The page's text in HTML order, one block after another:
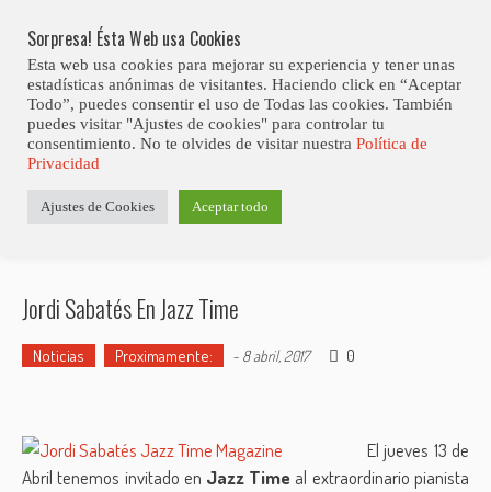
content
Club Contest.
Jordi Sabatés en Jazz Time
Jordi Sabatés En Jazz Time
Noticias Proximamente: - 8 abril, 2017 0
El jueves 13 de
Abril tenemos invitado en Jazz Time al extraordinario pianista
Sorpresa! Ésta Web usa Cookies
Esta web usa cookies para mejorar su experiencia y tener unas
estadísticas anónimas de visitantes. Haciendo click en “Aceptar
Todo”, puedes consentir el uso de Todas las cookies. También
puedes visitar "Ajustes de cookies" para controlar tu
consentimiento. No te olvides de visitar nuestra Política de
Privacidad
Ajustes de Cookies Aceptar todo